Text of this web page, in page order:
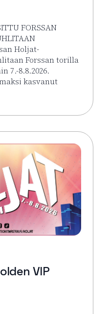
FORSSAN
Holjat-
Forssan torilla
7.-8.8.2026.
kasvanut
HOLJAT 2026: Silver VIP
VIP